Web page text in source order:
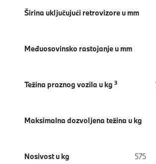
Širina uključujući retrovizore u mm
Međuosovinsko rastojanje u mm
Težina praznog vozila u kg 3
Maksimalna dozvoljena težina u kg
Nosivost u kg 575